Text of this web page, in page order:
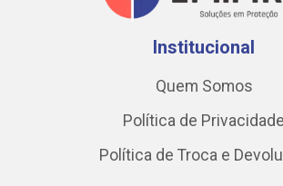
Institucional
Quem Somos
Política de Privacidade
Política de Troca e